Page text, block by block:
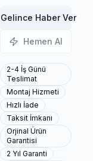
Gelince Haber Ver
Hemen Al
2-4 İş Günü
Teslimat
Montaj Hizmeti
Hızlı İade
Taksit İmkanı
Orjinal Ürün
Garantisi
2 Yıl Garanti